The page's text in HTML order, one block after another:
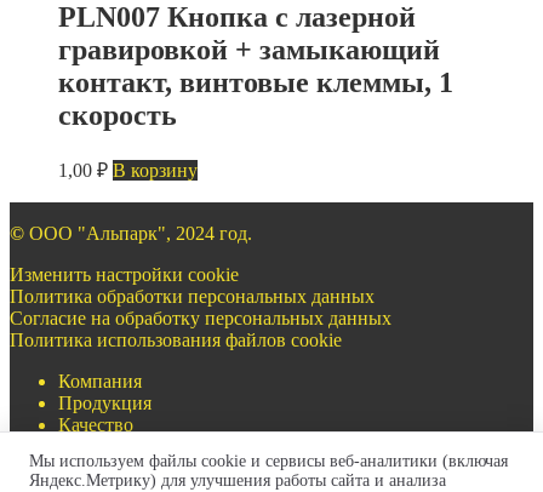
PLN007 Кнопка с лазерной
гравировкой + замыкающий
контакт, винтовые клеммы, 1
скорость
1,00 ₽ В корзину
© ООО "Альпарк", 2024 год.
Изменить настройки cookie
Политика обработки персональных данных
Согласие на обработку персональных данных
Политика использования файлов cookie
Компания
Продукция
Качество
Контакты
Мы используем файлы cookie и сервисы веб-аналитики (включая
Яндекс.Метрику) для улучшения работы сайта и анализа